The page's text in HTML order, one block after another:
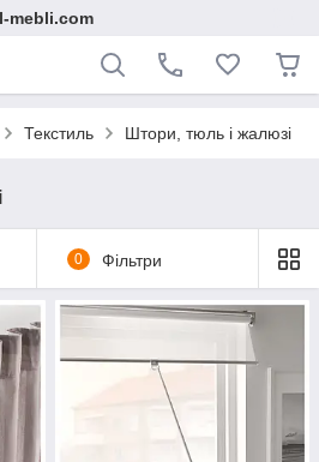
mebli.com
Текстиль Штори, тюль і жалюзі
0 Фільтри